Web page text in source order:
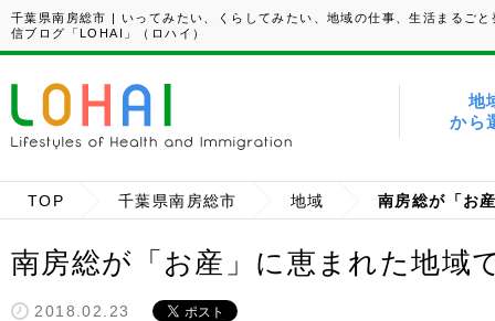
千葉県南房総市 | いってみたい、くらしてみたい、地域の仕事、生活まるごと
信ブログ「LOHAI」（ロハイ）
地
から
TOP 千葉県南房総市 地域 南房総が「お
南房総が「お産」に恵まれた地域
2018.02.23